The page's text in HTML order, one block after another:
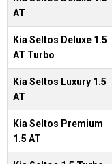
AT
Kia Seltos Deluxe 1.5
AT Turbo
Kia Seltos Luxury 1.5
AT
Kia Seltos Premium
1.5 AT